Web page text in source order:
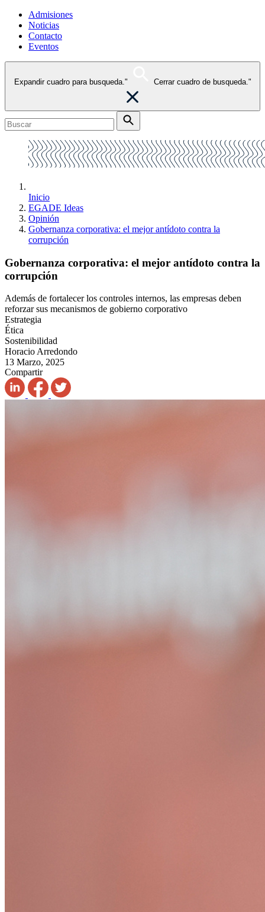
Admisiones
Noticias
Contacto
Eventos
Expandir cuadro para busqueda." Cerrar cuadro de busqueda."
Inicio
EGADE Ideas
Opinión
Gobernanza corporativa: el mejor antídoto contra la
corrupción
Gobernanza corporativa: el mejor antídoto contra la
corrupción
Además de fortalecer los controles internos, las empresas deben
reforzar sus mecanismos de gobierno corporativo
Estrategia
Ética
Sostenibilidad
Horacio Arredondo
13 Marzo, 2025
Compartir